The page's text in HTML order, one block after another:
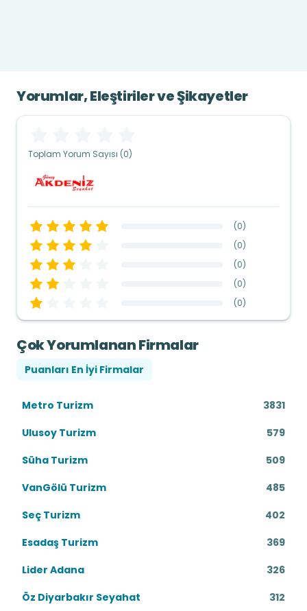
Yorumlar, Eleştiriler ve Şikayetler
Toplam Yorum Sayısı (0)
(0)
(0)
(0)
(0)
(0)
Çok Yorumlanan Firmalar
Puanları En İyi Firmalar
Metro Turizm
3831
Ulusoy Turizm
579
Süha Turizm
509
VanGölü Turizm
485
Seç Turizm
402
Esadaş Turizm
369
Lider Adana
326
Öz Diyarbakır Seyahat
312